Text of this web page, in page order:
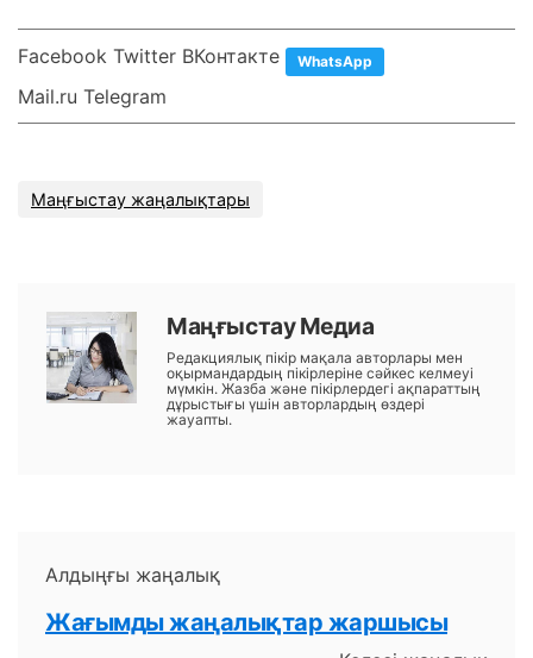
Facebook Twitter ВКонтакте WhatsApp
Mail.ru Telegram
Маңғыстау жаңалықтары
Маңғыстау Медиа
Редакциялық пікір мақала авторлары мен
оқырмандардың пікірлеріне сәйкес келмеуі
мүмкін. Жазба және пікірлердегі ақпараттың
дұрыстығы үшін авторлардың өздері
жауапты.
Алдыңғы жаңалық
Жағымды жаңалықтар жаршысы